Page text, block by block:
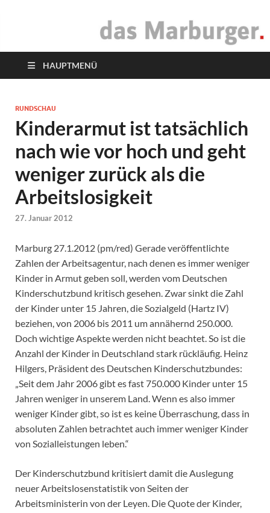
das Marburger.
HAUPTMENÜ
RUNDSCHAU
Kinderarmut ist tatsächlich
nach wie vor hoch und geht
weniger zurück als die
Arbeitslosigkeit
27. Januar 2012
Marburg 27.1.2012 (pm/red) Gerade veröffentlichte
Zahlen der Arbeitsagentur, nach denen es immer weniger
Kinder in Armut geben soll, werden vom Deutschen
Kinderschutzbund kritisch gesehen. Zwar sinkt die Zahl
der Kinder unter 15 Jahren, die Sozialgeld (Hartz IV)
beziehen, von 2006 bis 2011 um annähernd 250.000.
Doch wichtige Aspekte werden nicht beachtet. So ist die
Anzahl der Kinder in Deutschland stark rückläufig. Heinz
Hilgers, Präsident des Deutschen Kinderschutzbundes:
„Seit dem Jahr 2006 gibt es fast 750.000 Kinder unter 15
Jahren weniger in unserem Land. Wenn es also immer
weniger Kinder gibt, so ist es keine Überraschung, dass in
absoluten Zahlen betrachtet auch immer weniger Kinder
von Sozialleistungen leben.“
Der Kinderschutzbund kritisiert damit die Auslegung
neuer Arbeitslosenstatistik von Seiten der
Arbeitsministerin von der Leyen. Die Quote der Kinder,